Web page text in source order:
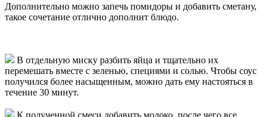
Дополнительно можно запечь помидоры и добавить сметану,
такое сочетание отлично дополнит блюдо.
В отдельную миску разбить яйца и тщательно их
перемешать вместе с зеленью, специями и солью. Чтобы соус
получился более насыщенным, можно дать ему настояться в
течение 30 минут.
К полученной смеси добавить молоко, после чего все